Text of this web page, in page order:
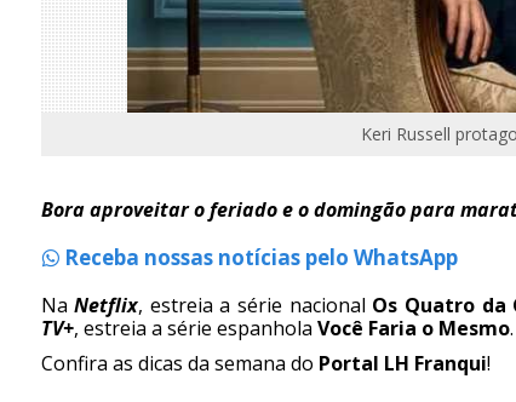
Keri Russell
Bora aproveitar o feriado e o domingão para
Receba nossas notícias pelo WhatsApp
NaNetflix, estreia a série nacional Os Quatro da
TV+, estreia a série espanhola Você Faria o Mesmo.
Confira as dicas da semana do Portal LH Franqui!